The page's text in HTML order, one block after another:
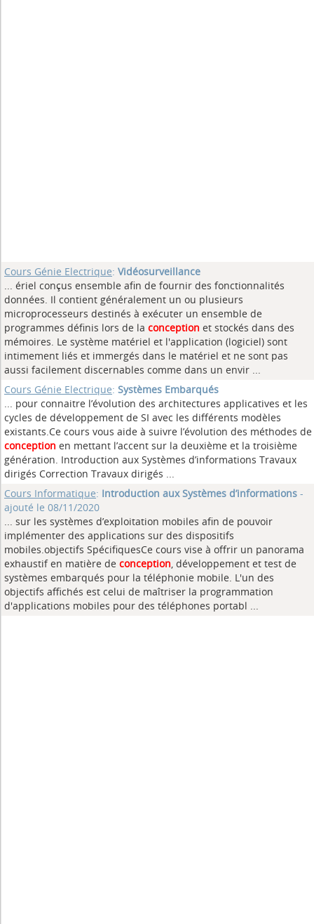
Cours Génie Electrique: Vidéosurveillance
... ériel conçus ensemble afin de fournir des fonctionnalités
données. Il contient généralement un ou plusieurs
microprocesseurs destinés à exécuter un ensemble de
programmes définis lors de la conception et stockés dans des
mémoires. Le système matériel et l'application (logiciel) sont
intimement liés et immergés dans le matériel et ne sont pas
aussi facilement discernables comme dans un envir ...
Cours Génie Electrique: Systèmes Embarqués
... pour connaitre l’évolution des architectures applicatives et les
cycles de développement de SI avec les différents modèles
existants.Ce cours vous aide à suivre l’évolution des méthodes de
conception en mettant l’accent sur la deuxième et la troisième
génération. Introduction aux Systèmes d’informations Travaux
dirigés Correction Travaux dirigés ...
Cours Informatique: Introduction aux Systèmes d’informations -
ajouté le 08/11/2020
... sur les systèmes d’exploitation mobiles afin de pouvoir
implémenter des applications sur des dispositifs
mobiles.objectifs SpécifiquesCe cours vise à offrir un panorama
exhaustif en matière de conception, développement et test de
systèmes embarqués pour la téléphonie mobile. L'un des
objectifs affichés est celui de maîtriser la programmation
d'applications mobiles pour des téléphones portabl ...